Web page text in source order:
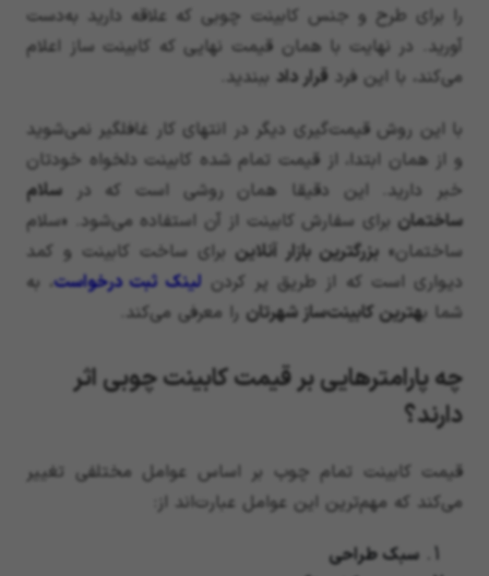
را برای طرح و جنس کابینت چوبی که علاقه دارید به‌دست
آورید. در نهایت با همان قیمت نهایی که کابینت ساز اعلام
می‌کند، با این فرد قرار داد ببندید.
با این روش قیمت‌گیری دیگر در انتهای کار غافلگیر نمی‌شوید
و از همان ابتدا، از قیمت تمام شده کابینت دلخواه خودتان
خبر دارید. این دقیقا همان روشی است که در سلام
ساختمان برای سفارش کابینت از آن استفاده می‌شود. «سلام
ساختمان» بزرگترین بازار آنلاین برای ساخت کابینت و کمد
دیواری است که از طریق پر کردنلینک ثبت درخواست، به
شما بهترین کابینت‌ساز شهرتان را معرفی می‌کند.
چه پارامترهایی بر قیمت کابینت چوبی اثر
دارند؟
قیمت کابینت تمام چوب بر اساس عوامل مختلفی تغییر
می‌کند که مهم‌ترین این عوامل عبارت‌اند از:
سبک طراحی